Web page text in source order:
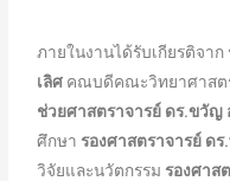
ภายในงานได้รับเกียรติจาก
เลิศ คณบดีคณะวิทยาศาสต
ช่วยศาสตราจารย์ ดร.ขวัญ
ศึกษา รองศาสตราจารย์ ด
วิจัยและนวัตกรรม รองศาส